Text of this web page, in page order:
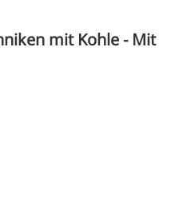
mit Kohle - Mit